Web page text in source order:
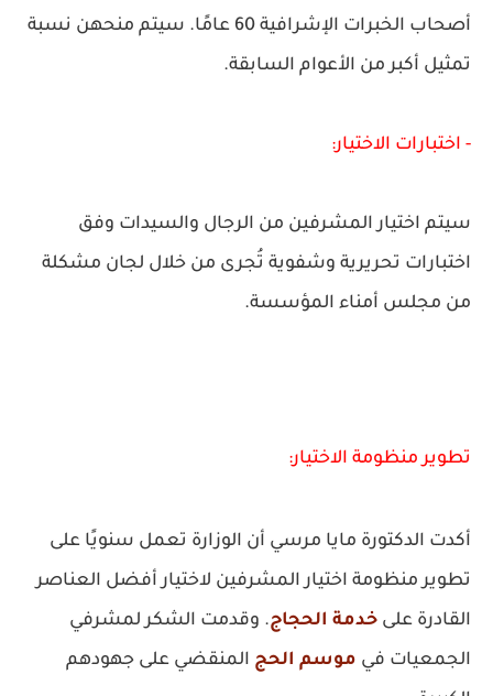
أصحاب الخبرات الإشرافية 60 عامًا. سيتم منحهن نسبة
تمثيل أكبر من الأعوام السابقة.
- اختبارات الاختيار:
سيتم اختيار المشرفين من الرجال والسيدات وفق
اختبارات تحريرية وشفوية تُجرى من خلال لجان مشكلة
من مجلس أمناء المؤسسة.
تطوير منظومة الاختيار:
أكدت الدكتورة مايا مرسي أن الوزارة تعمل سنويًا على
تطوير منظومة اختيار المشرفين لاختيار أفضل العناصر
القادرة على خدمة الحجاج. وقدمت الشكر لمشرفي
الجمعيات في موسم الحج المنقضي على جهودهم